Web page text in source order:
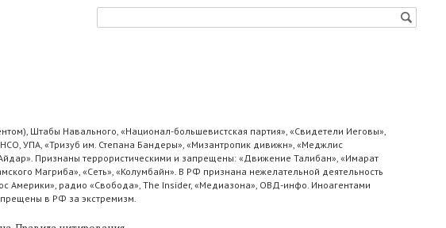
Штабы Навального, «Национал-большевистская партия», «Свидетели Иеговы»,
УПА, «Тризуб им. Степана Бандеры», «Мизантропик дивижн», «Меджлис
Признаны террористическими и запрещены: «Движение Талибан», «Имарат
Магриба», «Сеть», «Колумбайн». В РФ признана нежелательной деятельность
Америки», радио «Свобода», The Insider, «Медиазона», ОВД-инфо. Иноагентами
в РФ за экстремизм.